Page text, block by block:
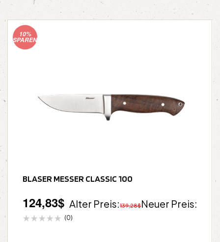
10%
SPAREN
BLASER MESSER CLASSIC 100
Alter Preis:139,28$Neuer Preis:
124,83$
(0)